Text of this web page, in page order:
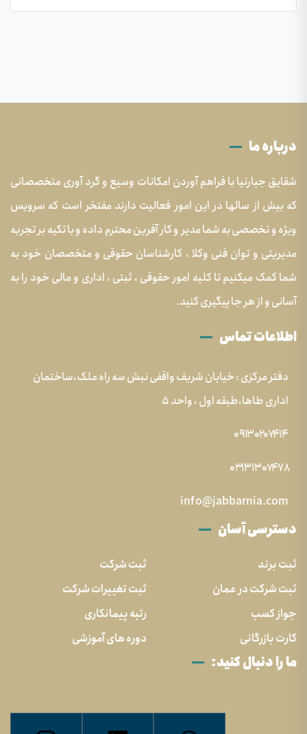
درباره ما
شقایق جبارنیا با فراهم آوردن امکانات وسیع و گرد آوری متخصصانی
که بیش از سالها در این امور فعالیت دارند مفتخر است که سرویس
ویژه و تخصصی به شما مدیر و کار آفرین محترم داده و با تکیه بر تجربه
مدیریتی و توان فنی وکلا ، کارشناسان حقوقی و متخصصان خود به
شما کمک میکنیم تا کلیه امور حقوقی ، ثبتی ، اداری و مالی خود را به
آسانی و از هر جا پیگیری کنید.
اطلاعات تماس
دفتر مرکزی : خیابان شریف واقفی نبش سه راه ملک،ساختمان
اداری طاها،طبقه اول ، واحد ۵
۰۹۱۳۰۲۰۷۴۱۴
۰۳۱۳۱۳۰۷۴۷۸
info@jabbarnia.com
دسترسی آسان
ثبت برند
ثبت شرکت
ثبت شرکت در عمان
ثبت تغییرات شرکت
جواز کسب
رتبه پیمانکاری
کارت بازرگانی
دوره های آموزشی
ما را دنبال کنید: